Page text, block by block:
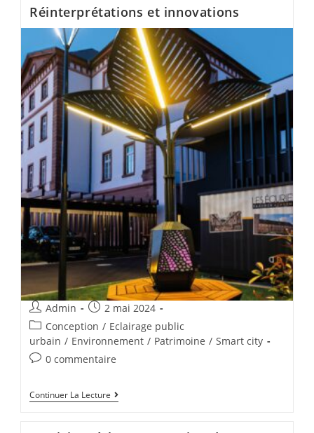
Réinterprétations et innovations
Admin
2 mai 2024
Conception / Eclairage public
urbain / Environnement / Patrimoine / Smart city
0 commentaire
Continuer La Lecture